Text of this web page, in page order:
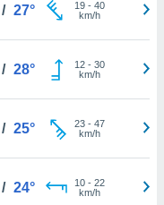
/ 27° 19- 40
km/h
/ 28° 12- 30
km/h
/ 25° 23- 47
km/h
/ 24° 10- 22
km/h